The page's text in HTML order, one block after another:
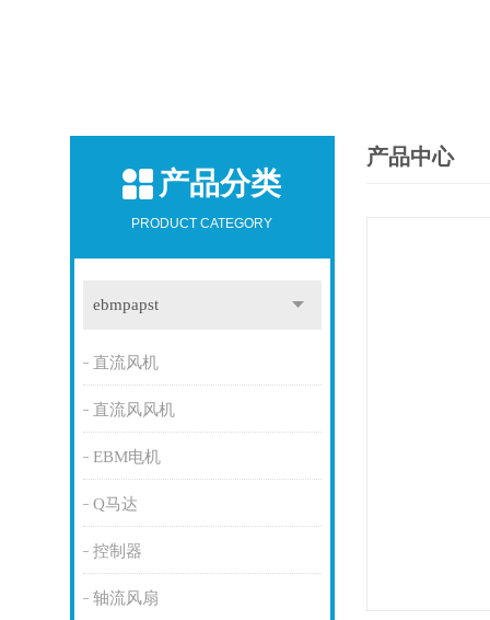
产品分类
PRODUCT CATEGORY
ebmpapst
直流风机
直流风风机
EBM电机
Q马达
控制器
轴流风扇
产品中心